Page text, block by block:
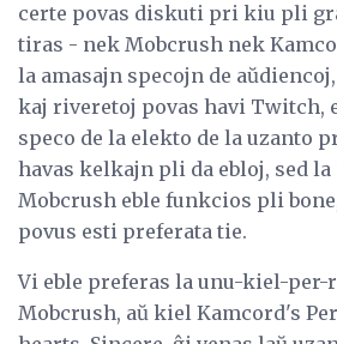
certe povas diskuti pri kiu pli
tiras - nek Mobcrush nek
la amasajn specojn de
kaj riveretoj povas havi Twitch,
speco de la elekto de la uzanto
havas kelkajn pli da ebloj, sed
Mobcrush eble funkcios pli
povus esti preferata tie.
Vi eble preferas la unu-kiel-per-
Mobcrush, aŭ kiel Kamcord's